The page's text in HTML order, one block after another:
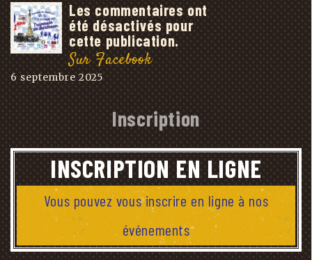
Les commentaires ont
été désactivés pour
cette publication.
Sur Facebook
6 septembre 2025
Inscription
INSCRIPTION EN LIGNE
Vous pouvez vous inscrire en ligne à nos
événements